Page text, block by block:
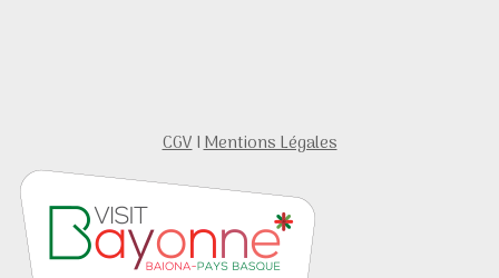
CGVIMentions Légales